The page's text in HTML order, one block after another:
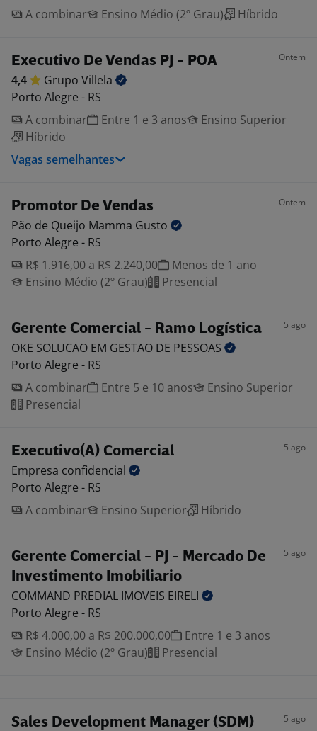
A combinar
Ensino Médio (2º Grau) Híbrido
Executivo De Vendas PJ - POA Ontem
4,4 Grupo Villela
Porto Alegre - RS
A combinar
Entre 1 e 3 anos
Ensino Superior
Híbrido
Vagas semelhantes
Promotor De Vendas Ontem
Pão de Queijo Mamma Gusto
Porto Alegre - RS
R$ 1.916,00 a R$ 2.240,00
Menos de 1 ano
Ensino Médio (2º Grau)
Presencial
Gerente Comercial - Ramo Logística 5 ago
OKE SOLUCAO EM GESTAO DE PESSOAS
Porto Alegre - RS
A combinar
Entre 5 e 10 anos
Ensino Superior
Presencial
Executivo(A) Comercial 5 ago
Empresa confidencial
Porto Alegre - RS
A combinar
Ensino Superior Híbrido
Gerente Comercial - PJ - Mercado De
Investimento Imobiliario
5 ago
COMMAND PREDIAL IMOVEIS EIRELI
Porto Alegre - RS
R$ 4.000,00 a R$ 200.000,00
Entre 1 e 3 anos
Ensino Médio (2º Grau)
Presencial
Sales Development Manager (SDM)
5 ago